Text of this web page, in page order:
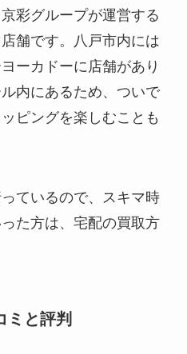
彩グループが運営する
舗です。八戸市内には
ーカドーに店舗があり
内にあるため、ついで
ピングを楽しむことも
ているので、スキマ時
た方は、宅配の買取方
ミと評判